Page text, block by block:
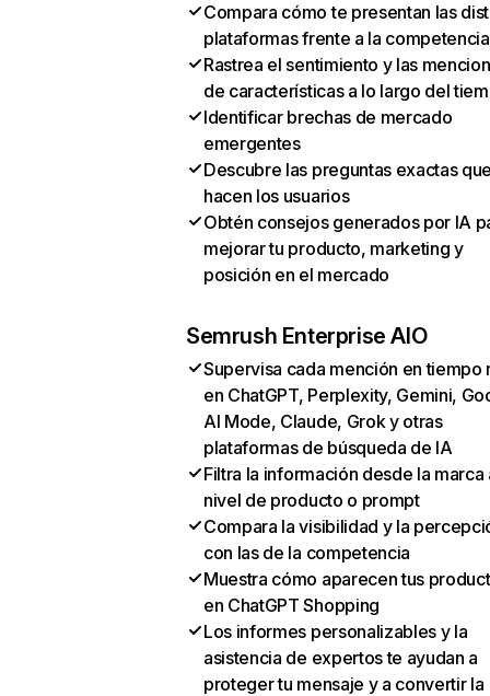
Compara cómo te presentan las
plataformas frente a la competencia
Rastrea el sentimiento y las
de características a lo largo del
Identificar brechas de mercado
emergentes
Descubre las preguntas exactas
hacen los usuarios
Obtén consejos generados por IA
mejorar tu producto, marketing y
posición en el mercado
Semrush Enterprise AIO
Supervisa cada mención en tiempo
en ChatGPT, Perplexity, Gemini,
AI Mode, Claude, Grok y otras
plataformas de búsqueda de IA
Filtra la información desde la marca
nivel de producto o prompt
Compara la visibilidad y la
con las de la competencia
Muestra cómo aparecen tus
en ChatGPT Shopping
Los informes personalizables y la
asistencia de expertos te ayudan a
proteger tu mensaje y a convertir la